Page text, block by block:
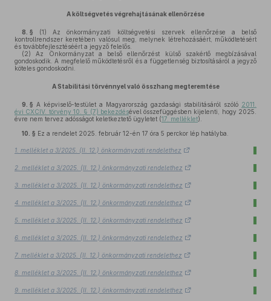
A költségvetés végrehajtásának ellenőrzése
8. § (1) Az önkormányzati költségvetési szervek ellenőrzése a belső
kontrollrendszer keretében valósul meg, melynek létrehozásáért, működtetésért
és továbbfejlesztéséért a jegyző felelős.
(2) Az Önkormányzat a belső ellenőrzést külső szakértő megbízásával
gondoskodik. A megfelelő működtetésről és a függetlenség biztosításáról a jegyző
köteles gondoskodni.
A Stabilitási törvénnyel való összhang megteremtése
9. § A képviselő-testület a Magyarország gazdasági stabilitásáról szóló 2011.
évi CXCIV. törvény 10. § (7) bekezdésével összefüggésben kijelenti, hogy 2025.
évre nem tervez adósságot keletkeztető ügyletet (17. melléklet).
10. § Ez a rendelet 2025. február 12-én 17 óra 5 perckor lép hatályba.
1. melléklet a 3/2025. (II. 12.) önkormányzati rendelethez
2. melléklet a 3/2025. (II. 12.) önkormányzati rendelethez
3. melléklet a 3/2025. (II. 12.) önkormányzati rendelethez
4. melléklet a 3/2025. (II. 12.) önkormányzati rendelethez
5. melléklet a 3/2025. (II. 12.) önkormányzati rendelethez
6. melléklet a 3/2025. (II. 12.) önkormányzati rendelethez
7. melléklet a 3/2025. (II. 12.) önkormányzati rendelethez
8. melléklet a 3/2025. (II. 12.) önkormányzati rendelethez
9. melléklet a 3/2025. (II. 12.) önkormányzati rendelethez